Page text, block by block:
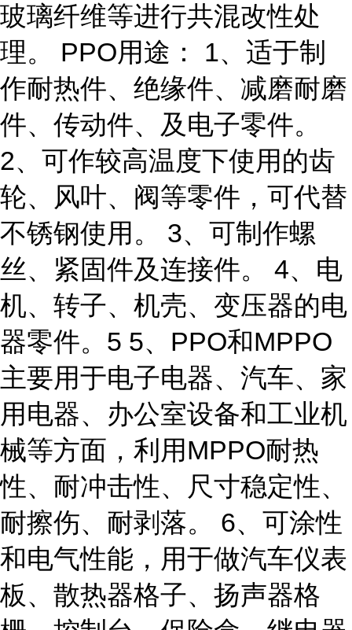
玻璃纤维等进行共混改性处
理。 PPO用途： 1、适于制
作耐热件、绝缘件、减磨耐磨
件、传动件、及电子零件。
2、可作较高温度下使用的齿
轮、风叶、阀等零件，可代替
不锈钢使用。 3、可制作螺
丝、紧固件及连接件。 4、电
机、转子、机壳、变压器的电
器零件。5 5、PPO和MPPO
主要用于电子电器、汽车、家
用电器、办公室设备和工业机
械等方面，利用MPPO耐热
性、耐冲击性、尺寸稳定性、
耐擦伤、耐剥落。 6、可涂性
和电气性能，用于做汽车仪表
板、散热器格子、扬声器格